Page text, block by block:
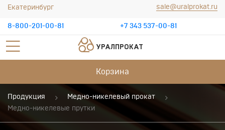
УРАЛПРОКАТ
Екатеринбург sale@uralprokat.ru
8-800-201-00-81 +7 343 537-00-81
Корзина
Продукция
Медно-никелевый прокат
Медно-никелевые прутки